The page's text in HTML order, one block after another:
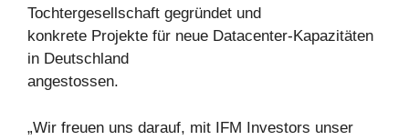
Tochtergesellschaft gegründet und
konkrete Projekte für neue Datacenter-Kapazitäten
in Deutschland
angestossen.
„Wir freuen uns darauf, mit IFM Investors unser